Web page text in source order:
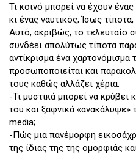
Τι κοινό μπορεί να έχουν
κι ένας ναυτικός; Ίσως
Αυτό, ακριβώς, το τελευταίο
συνδέει απολύτως τίποτα
αντίκρισμα ένα
προσωποποιείται και
τους καθώς αλλάζει χέρια.
-Τι μυστικά μπορεί να κρύβει
του και ξαφνικά
media;
-Πώς μια πανέμορφη
της ίδιας της της ομορφιάς